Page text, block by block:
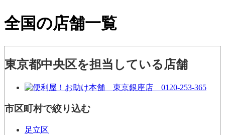
全国の店舗一覧
東京都中央区を担当している店舗
市区町村で絞り込む
足立区